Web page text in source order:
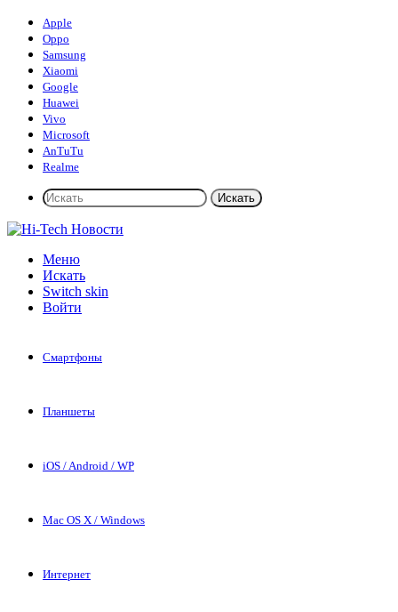
Apple
Oppo
Samsung
Xiaomi
Google
Huawei
Vivo
Microsoft
AnTuTu
Realme
Искать
Меню
Искать
Switch skin
Войти
Смартфоны
Планшеты
iOS / Android / WP
Mac OS X / Windows
Интернет